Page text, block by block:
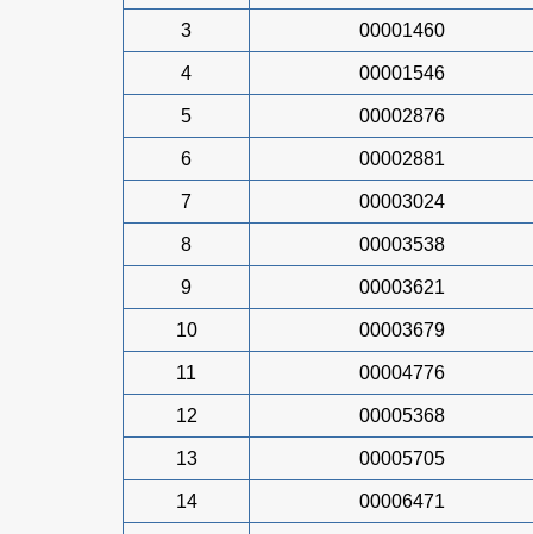
3 00001460
4 00001546
5 00002876
6 00002881
7 00003024
8 00003538
9 00003621
10 00003679
11 00004776
12 00005368
13 00005705
14 00006471